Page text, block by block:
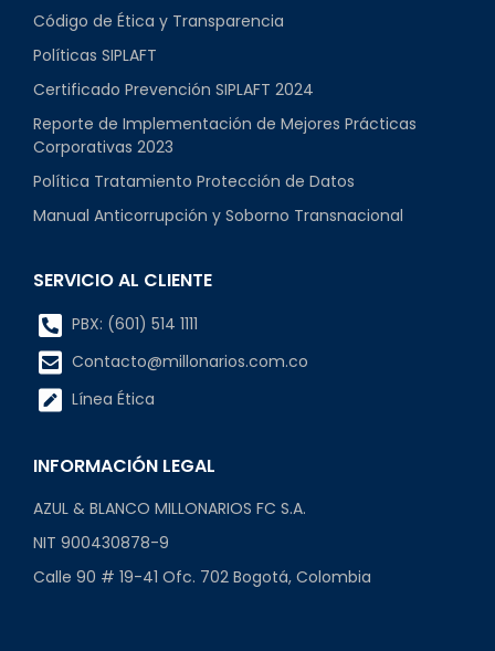
Código de Ética y Transparencia
Políticas SIPLAFT
Certificado Prevención SIPLAFT 2024
Reporte de Implementación de Mejores Prácticas
Corporativas 2023
Política Tratamiento Protección de Datos
Manual Anticorrupción y Soborno Transnacional
SERVICIO AL CLIENTE
PBX: (601) 514 1111
Contacto@millonarios.com.co
Línea Ética
INFORMACIÓN LEGAL
AZUL & BLANCO MILLONARIOS FC S.A.
NIT 900430878-9
Calle 90 # 19-41 Ofc. 702 Bogotá, Colombia